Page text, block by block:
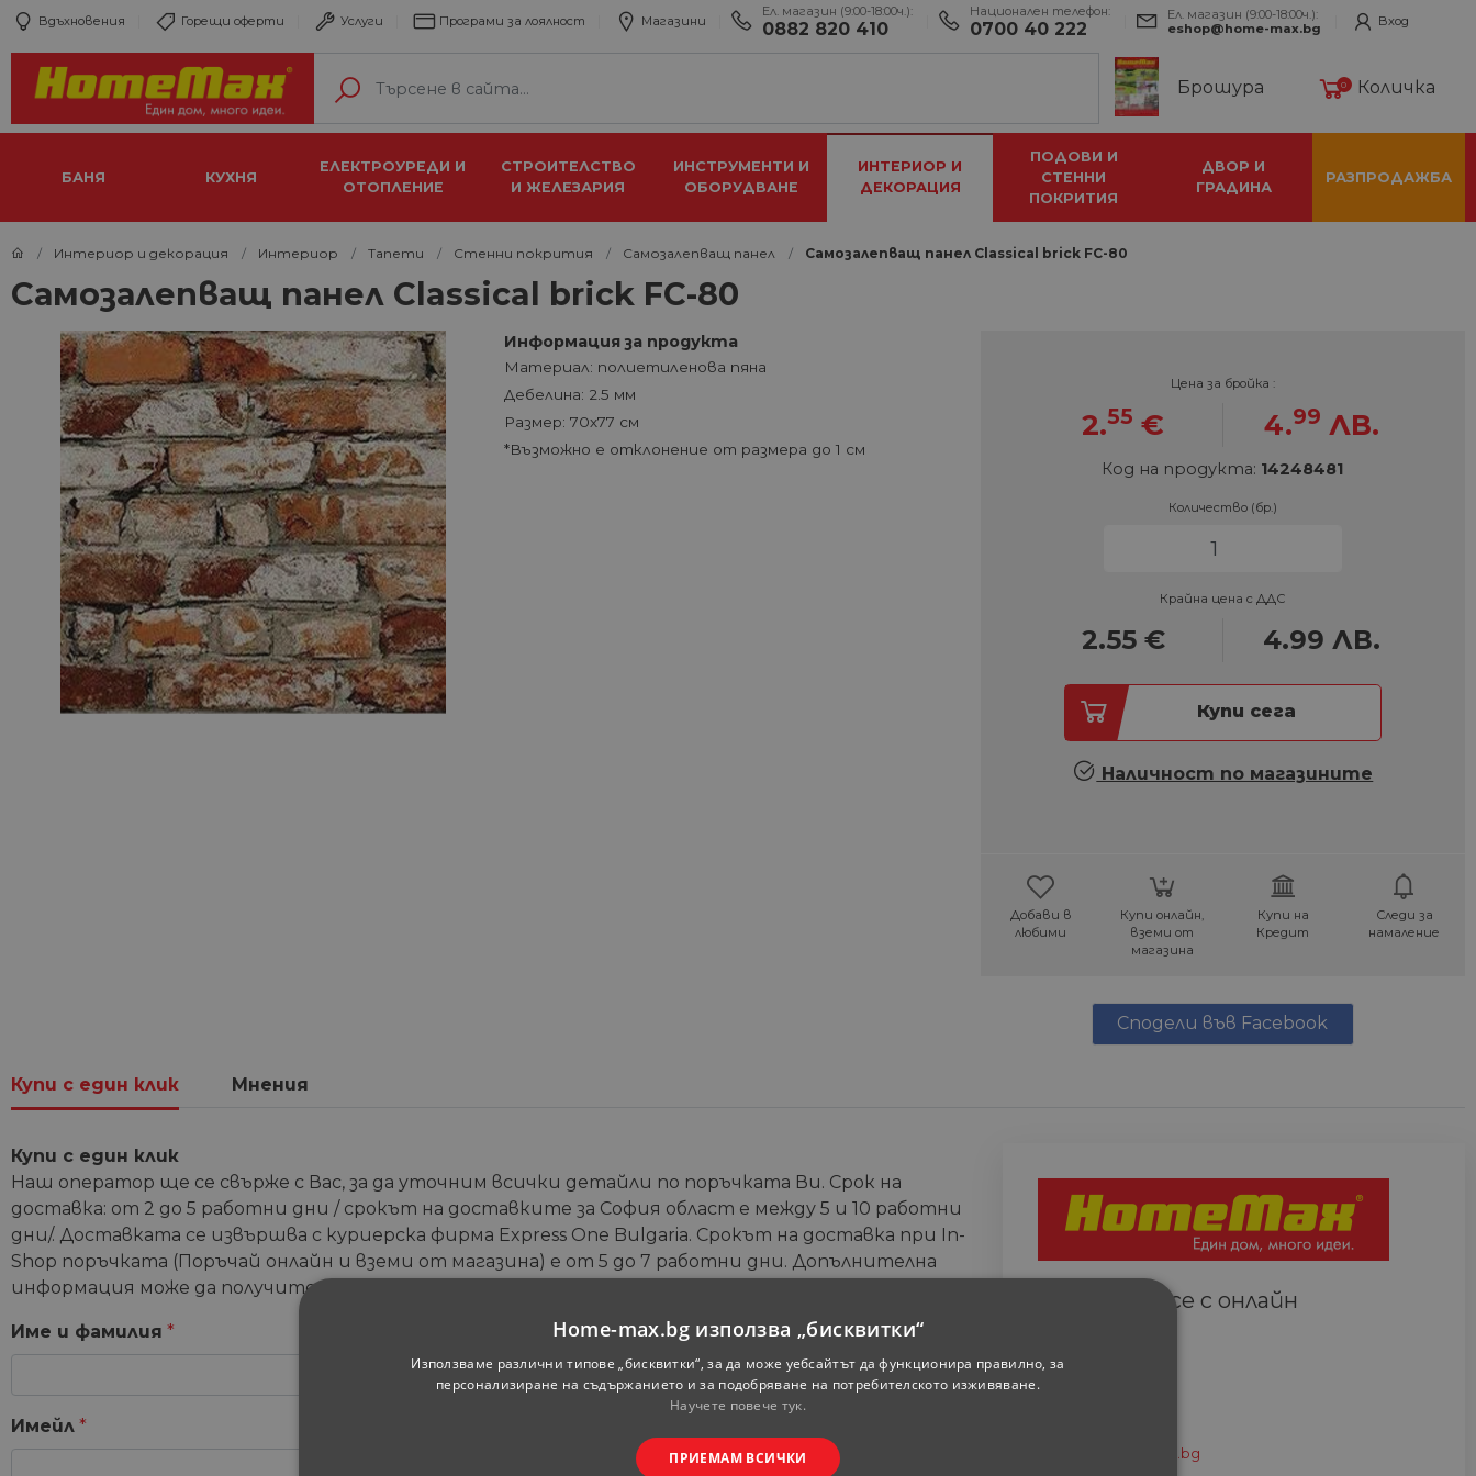
Вдъхновения Горещи оферти Услуги Програми за лоялност Магазини
Ел. магазин (9:00-18:00ч.):
0882 820 410
Национален телефон:
0700 40 222
Ел. магазин (9:00-18:00ч.):
eshop@home-max.bg
Вход
Брошура 0 Количка
БАНЯ КУХНЯ
ЕЛЕКТРОУРЕДИ И
ОТОПЛЕНИЕ
СТРОИТЕЛСТВО
И ЖЕЛЕЗАРИЯ
ИНСТРУМЕНТИ И
ОБОРУДВАНЕ
ИНТЕРИОР И
ДЕКОРАЦИЯ
ПОДОВИ И
СТЕННИ
ПОКРИТИЯ
ДВОР И
ГРАДИНА
РАЗПРОДАЖБА
Интериор и декорация Интериор Тапети Стенни покрития Самозалепващ панел Самозалепващ панел Classical brick FC-80
Самозалепващ панел Classical brick FC-80
Информация за продукта
Материал: полиетиленова пяна
Дебелина: 2.5 мм
Размер: 70х77 см
*Възможно е отклонение от размера до 1 см
Цена за бройка :
2.55 € 4.99 ЛВ.
Код на продукта: 14248481
Количество (бр.)
Крайна цена с ДДС
2.55 € 4.99 ЛВ.
Купи сега
Наличност по магазините
Добави в
любими
Купи онлайн,
вземи от
магазина
Купи на
Кредит
Следи за
намаление
Сподели във Facebook
Купи с един клик Мнения
Купи с един клик
Наш оператор ще се свърже с Вас, за да уточним всички детайли по поръчката Ви. Срок на
доставка: от 2 до 5 работни дни / срокът на доставките за София област е между 5 и 10 работни
дни/. Доставката се извършва с куриерска фирма Express One Bulgaria. Срокът на доставка при In-
Shop поръчката (Поръчай онлайн и вземи от магазина) е от 5 до 7 работни дни. Допълнителна
информация може да получите от координаторите на онлайн магазина.
Име и фамилия * Телефон *
Имейл *
Свържете се с онлайн
Всеки ден
eshop@home-max.bg
Home-max.bg използва „бисквитки“
Използваме различни типове „бисквитки“, за да може уебсайтът да функционира правилно, за
персонализиране на съдържанието и за подобряване на потребителското изживяване.
Научете повече тук.
ПРИЕМАМ ВСИЧКИ